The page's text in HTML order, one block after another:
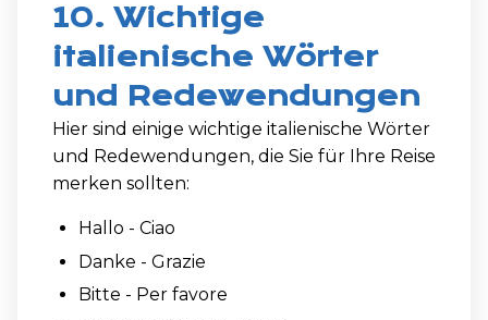
10. Wichtige
italienische Wörter
und Redewendungen
Hier sind einige wichtige italienische Wörter
und Redewendungen, die Sie für Ihre Reise
merken sollten:
Hallo - Ciao
Danke - Grazie
Bitte - Per favore